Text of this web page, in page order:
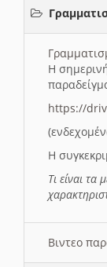
Η
https://
Η
Τι είναι τα
Βιντεο